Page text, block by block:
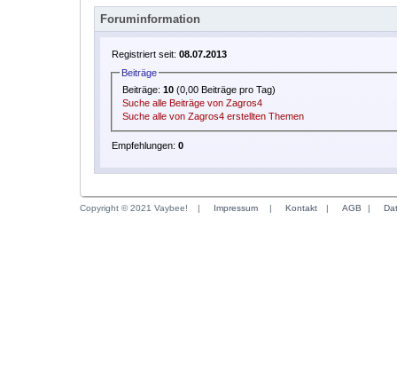
Foruminformation
Registriert seit: 08.07.2013
Beiträge
Beiträge:10 (0,00 Beiträge pro Tag)
Suche alle Beiträge von Zagros4
Suche alle von Zagros4 erstellten Themen
Empfehlungen: 0
Copyright © 2021 Vaybee! | Impressum | Kontakt | AGB |